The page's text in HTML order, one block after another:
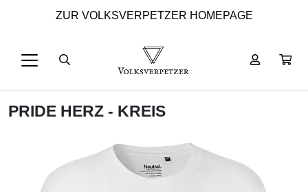
ZUR VOLKSVERPETZER HOMEPAGE
PRIDE HERZ - KREIS